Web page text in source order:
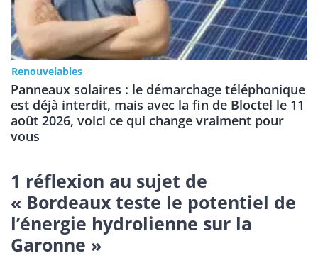
Renouvelables
Panneaux solaires : le démarchage téléphonique
est déjà interdit, mais avec la fin de Bloctel le 11
août 2026, voici ce qui change vraiment pour
vous
1 réflexion au sujet de
« Bordeaux teste le potentiel de
l’énergie hydrolienne sur la
Garonne »